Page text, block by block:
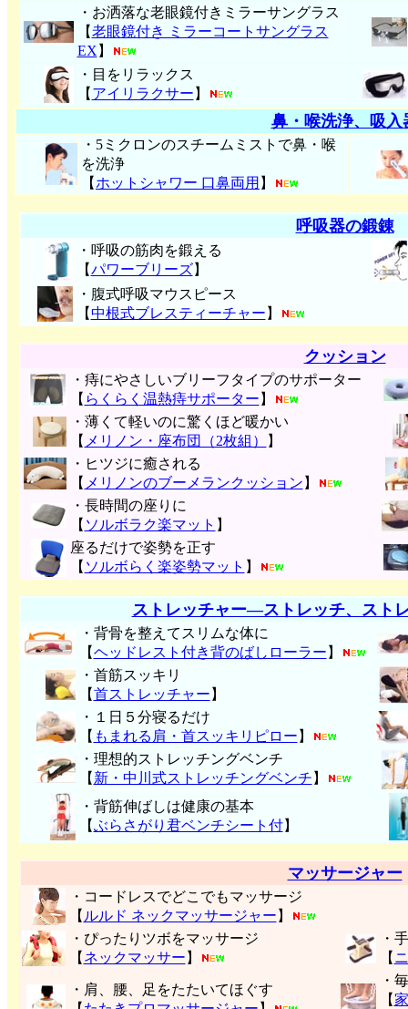
・お洒落な老眼鏡付きミラーサングラス
【老眼鏡付き ミラーコートサングラス
EX 】
・目をリラックス
【 アイリラクサー 】
鼻・喉洗浄、吸入
・5ミクロンのスチームミストで鼻・喉
を洗浄
【 ホットシャワー 口鼻両用 】
呼吸器の鍛錬
・呼吸の筋肉を鍛える
【パワーブリーズ】
・腹式呼吸マウスピース
【中根式ブレスティーチャー 】
クッション
・痔にやさしいブリーフタイプのサポーター
【 らくらく温熱痔サポーター 】
・薄くて軽いのに驚くほど暖かい
【 メリノン・座布団（2枚組）
】
・ヒツジに癒される
【 メリノンのブーメランクッション 】
・長時間の座りに
【 ソルボラク楽マット 】
座るだけで姿勢を正す
【 ソルボらく楽姿勢マット 】
ストレッチャー―ストレッチ、スト
・背骨を整えてスリムな体に
【ヘッドレスト付き背のばしローラー 】
・首筋スッキリ
【首ストレッチャー 】
・１日５分寝るだけ
【 もまれる肩・首スッキリピロー 】
・理想的ストレッチングベンチ
【 新・中川式ストレッチングベンチ 】
・背筋伸ばしは健康の基本
【ぶらさがり君ベンチシート付】
マッサージャー
・コードレスでどこでもマッサージ
【 ルルド ネックマッサージャー 】
・ぴったりツボをマッサージ
【 ネックマッサー 】
・
【
・肩、腰、足をたたいてほぐす
・
【